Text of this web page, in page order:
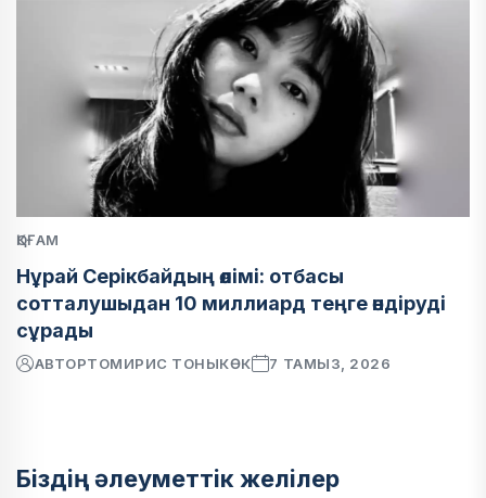
ҚОҒАМ
Нұрай Серікбайдың өлімі: отбасы
сотталушыдан 10 миллиард теңге өндіруді
сұрады
АВТОРТОМИРИС ТОНЫКӨК 7 ТАМЫЗ, 2026
Біздің әлеуметтік желілер